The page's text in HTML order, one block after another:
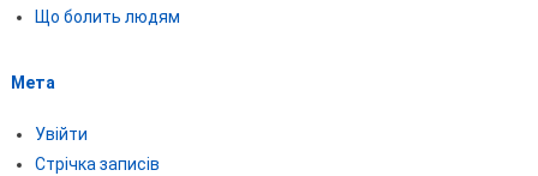
Що болить людям
Мета
Увійти
Стрічка записів